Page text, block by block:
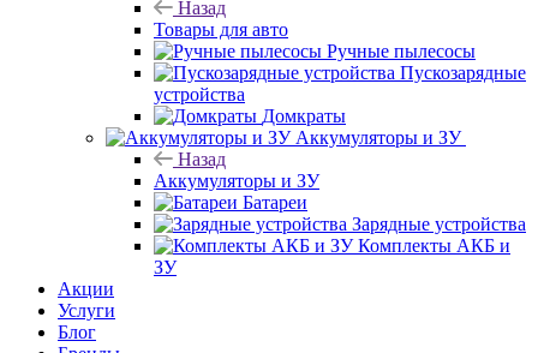
Назад
Товары для авто
Ручные пылесосы
Пускозарядные
устройства
Домкраты
Аккумуляторы и ЗУ
Назад
Аккумуляторы и ЗУ
Батареи
Зарядные устройства
Комплекты АКБ и
ЗУ
Акции
Услуги
Блог